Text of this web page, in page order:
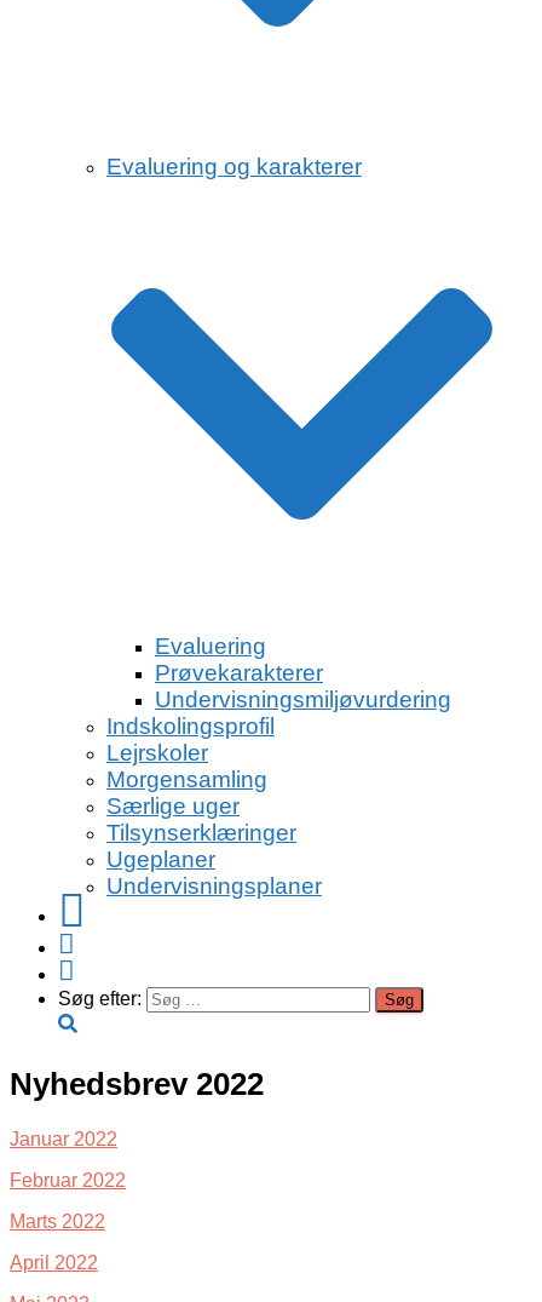
Evaluering og karakterer
Evaluering
Prøvekarakterer
Undervisningsmiljøvurdering
Indskolingsprofil
Lejrskoler
Morgensamling
Særlige uger
Tilsynserklæringer
Ugeplaner
Undervisningsplaner
Søg efter:
Nyhedsbrev 2022
Januar 2022
Februar 2022
Marts 2022
April 2022